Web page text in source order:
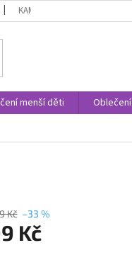
KAMENNÉ PRODEJNY
menší děti
Kč –33 %
Kč